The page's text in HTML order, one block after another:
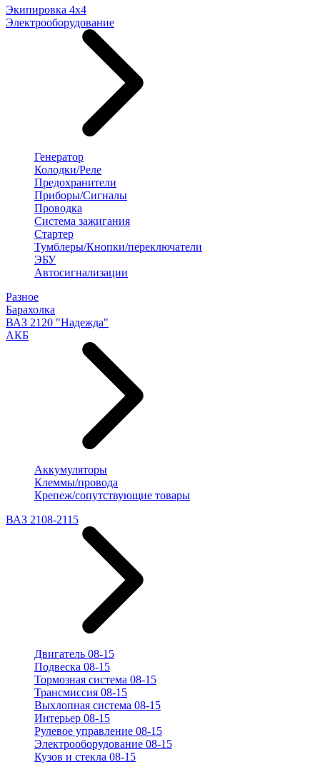
Экипировка 4х4
Электрооборудование
Генератор
Колодки/Реле
Предохранители
Приборы/Сигналы
Проводка
Система зажигания
Стартер
Тумблеры/Кнопки/переключатели
ЭБУ
Автосигнализации
Разное
Барахолка
ВАЗ 2120 "Надежда"
АКБ
Аккумуляторы
Клеммы/провода
Крепеж/сопутствующие товары
ВАЗ 2108-2115
Двигатель 08-15
Подвеска 08-15
Тормозная система 08-15
Трансмиссия 08-15
Выхлопная система 08-15
Интерьер 08-15
Рулевое управление 08-15
Электрооборудование 08-15
Кузов и стекла 08-15